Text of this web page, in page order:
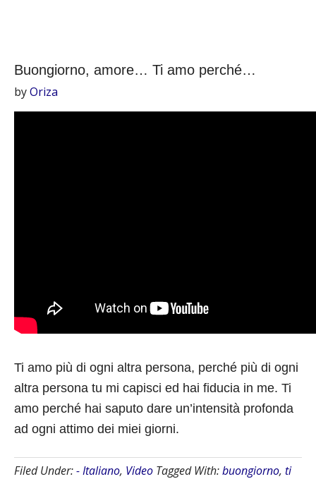
Buongiorno, amore… Ti amo perché…
byOriza
Ti amo più di ogni altra persona, perché più di ogni
altra persona tu mi capisci ed hai fiducia in me. Ti
amo perché hai saputo dare un’intensità profonda
ad ogni attimo dei miei giorni.
Filed Under:- Italiano, Video Tagged With:buongiorno, ti